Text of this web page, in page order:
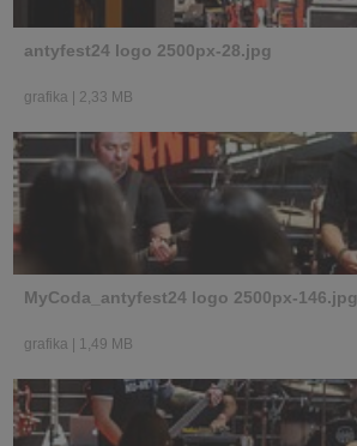
antyfest24 logo 2500px-28.jpg
grafika 2,33 MB
MyCoda_antyfest24 logo 2500px-146.jpg
grafika 1,49 MB